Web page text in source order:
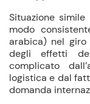
Situazione
modo
arabica) nel giro
degli effetti
complicato
logistica e dal
domanda